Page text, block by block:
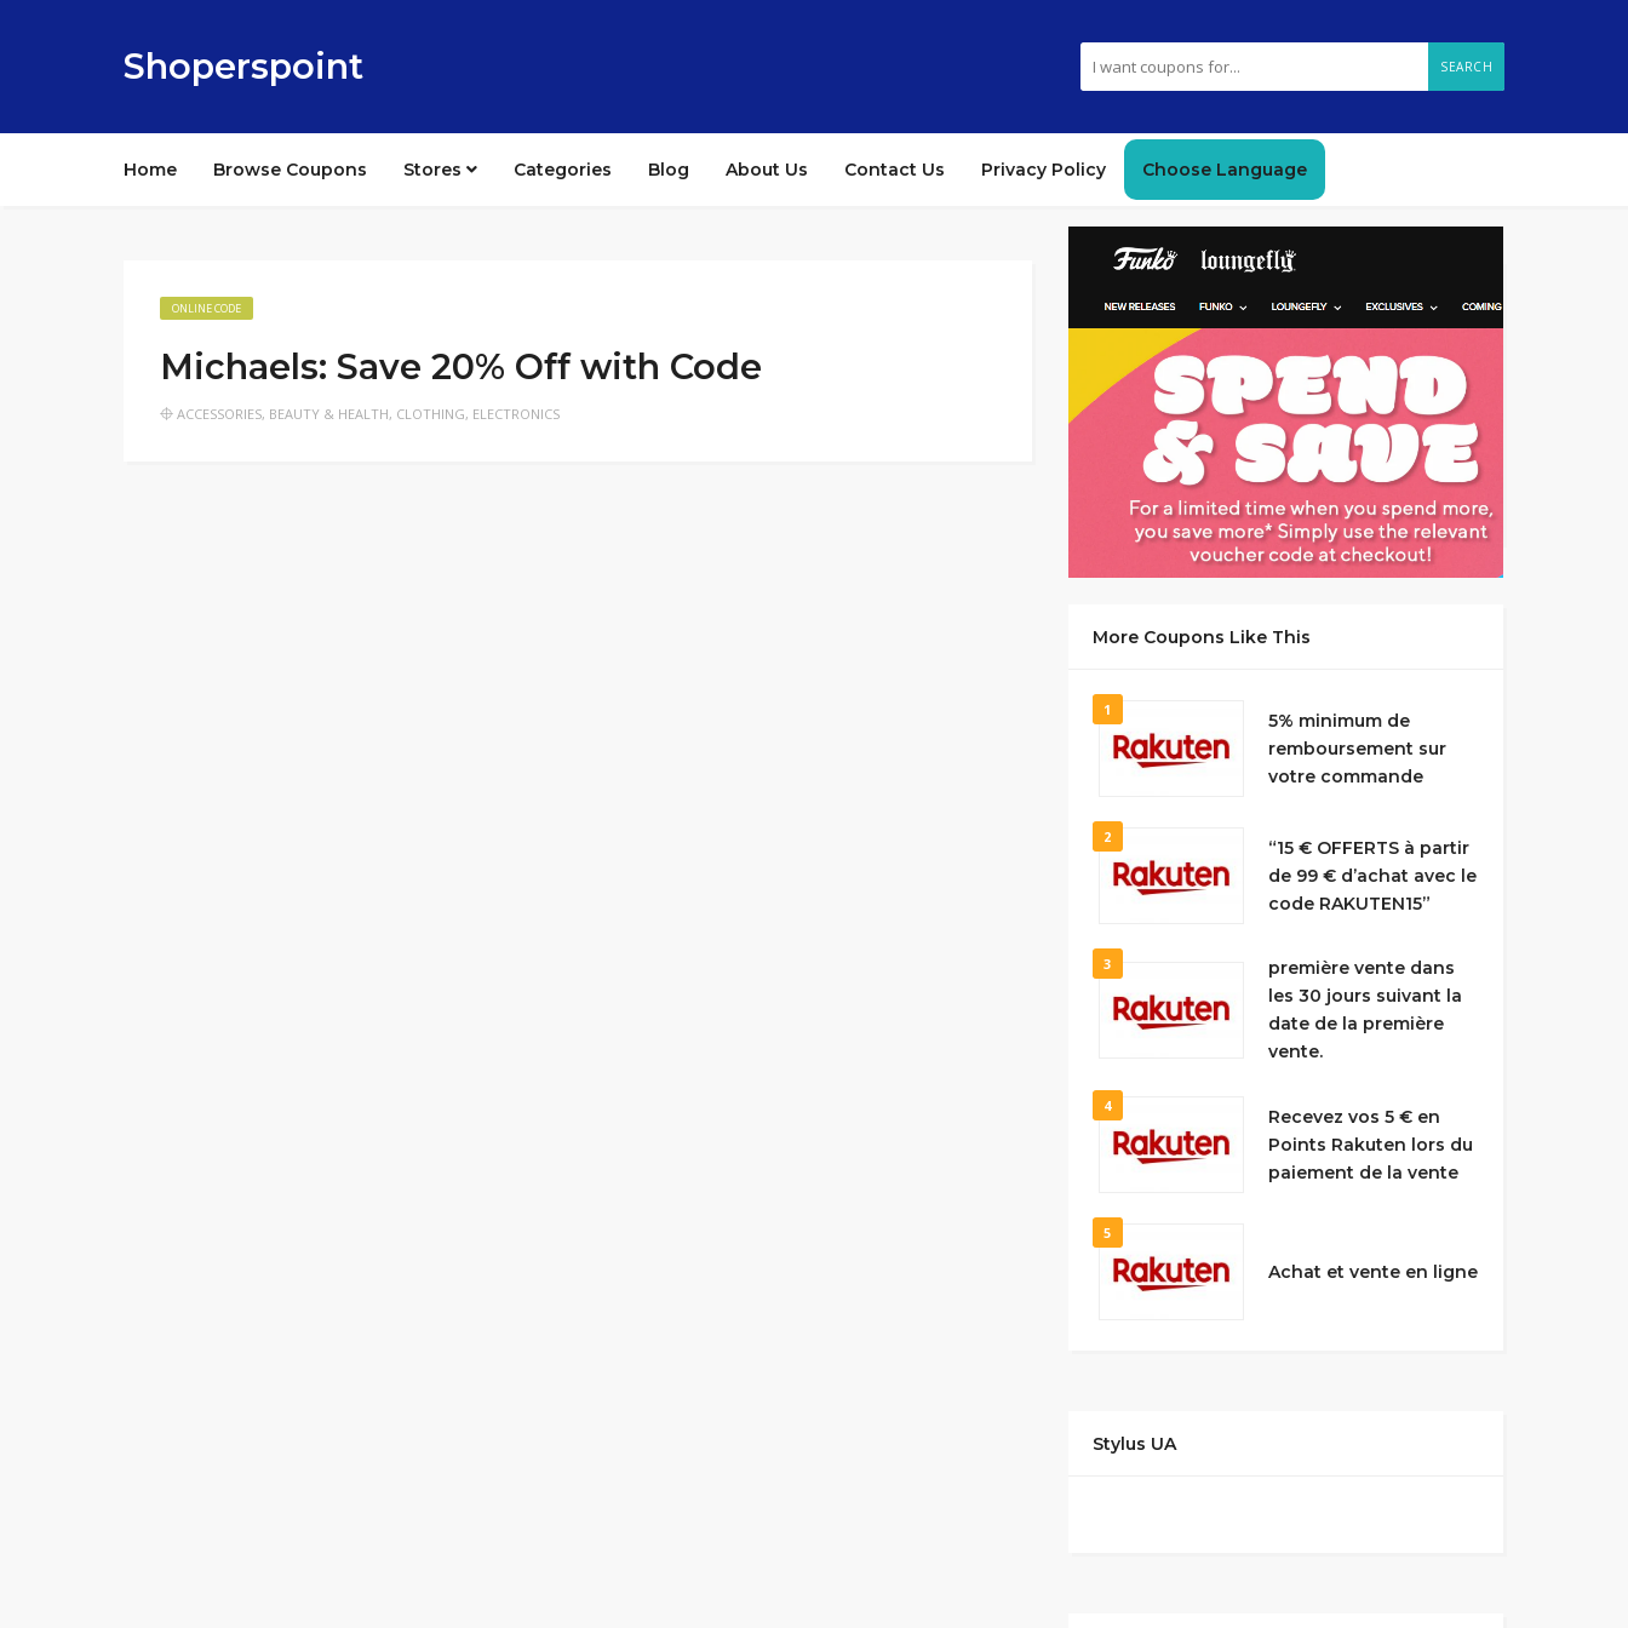
Shoperspoint SEARCH
Home Browse Coupons Stores Categories Blog About Us Contact Us Privacy Policy Choose Language
ONLINE CODE
Michaels: Save 20% Off with Code
ACCESSORIES, BEAUTY & HEALTH, CLOTHING, ELECTRONICS
GET CODE 20MA
More Coupons Like This
1
5% minimum de
remboursement sur
votre commande
2
“15 € OFFERTS à partir
de 99 € d’achat avec le
code RAKUTEN15”
3
première vente dans
les 30 jours suivant la
date de la première
vente.
4
Recevez vos 5 € en
Points Rakuten lors du
paiement de la vente
5
Achat et vente en ligne
Stylus UA